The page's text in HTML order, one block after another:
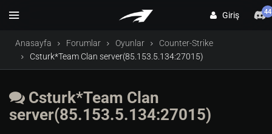
Giriş 44
Anasayfa Forumlar Oyunlar
Counter-Strike
Csturk*Team Clan server(85.153.5.134:27015)
Csturk*Team Clan
server(85.153.5.134:27015)